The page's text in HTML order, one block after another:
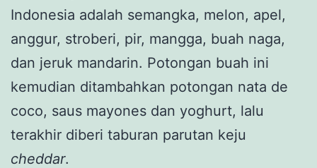
Indonesia adalah semangka, melon, apel,
anggur, stroberi, pir, mangga, buah naga,
dan jeruk mandarin. Potongan buah ini
kemudian ditambahkan potongan nata de
coco, saus mayones dan yoghurt, lalu
terakhir diberi taburan parutan keju
cheddar.